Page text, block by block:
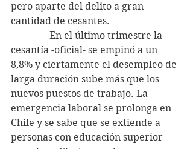
pero aparte del delito a gran
cantidad de cesantes.
En el último trimestre la
cesantía -oficial- se empinó a un
8,8% y ciertamente el desempleo de
larga duración sube más que los
nuevos puestos de trabajo. La
emergencia laboral se prolonga en
Chile y se sabe que se extiende a
personas con educación superior